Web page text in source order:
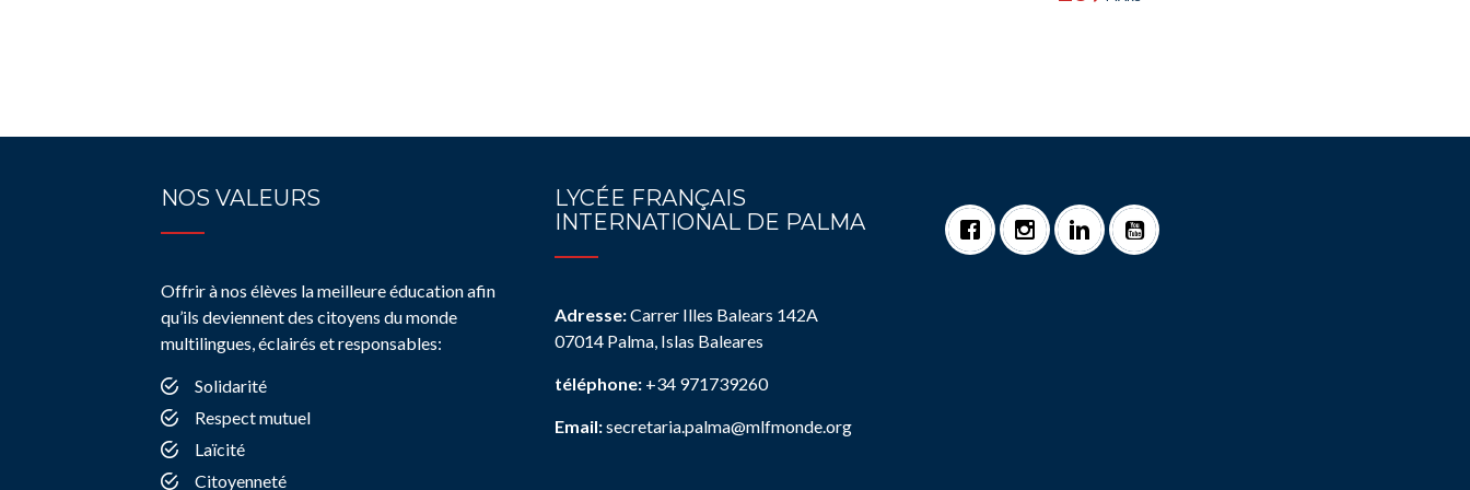
NOS VALEURS
Offrir à nos élèves la meilleure éducation afin
qu’ils deviennent des citoyens du monde
multilingues, éclairés et responsables:
Solidarité
Respect mutuel
Laïcité
Citoyenneté
LYCÉE FRANÇAIS
INTERNATIONAL DE PALMA
Adresse:Carrer Illes Balears 142A
07014 Palma, Islas Baleares
téléphone: +34 971739260
Email:secretaria.palma@mlfmonde.org